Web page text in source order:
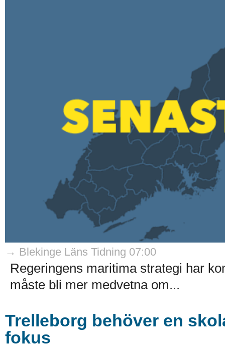
→ Blekinge Läns Tidning 07:00
Regeringens maritima strategi har
måste bli mer medvetna om...
Trelleborg behöver en
fokus